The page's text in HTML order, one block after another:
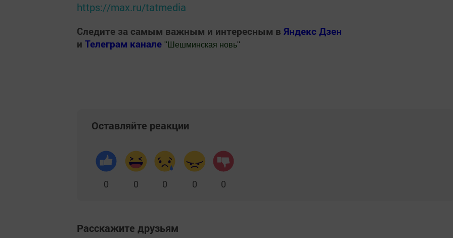
https://max.ru/tatmedia
Следите за самым важным и интересным в Яндекс Дзен
и Телеграм канале " Шешминская новь"
Оставляйте реакции
0 0 0 0 0
Расскажите друзьям